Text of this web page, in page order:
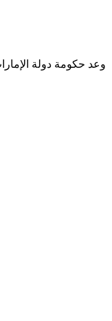
وعد حكومة دولة